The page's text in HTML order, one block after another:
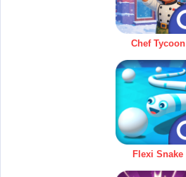
Chef Tycoon
Flexi Snake